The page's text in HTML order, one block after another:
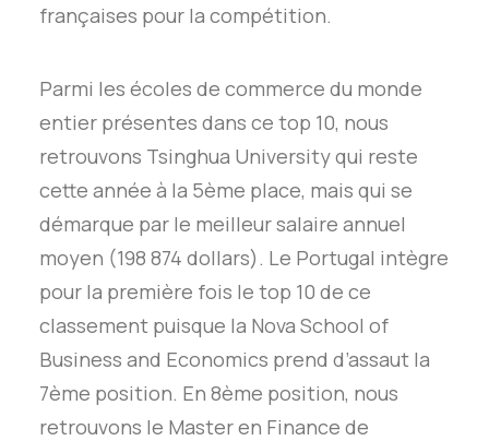
françaises pour la compétition.
Parmi les écoles de commerce du monde
entier présentes dans ce top 10, nous
retrouvons Tsinghua University qui reste
cette année à la 5ème place, mais qui se
démarque par le meilleur salaire annuel
moyen (198 874 dollars). Le Portugal intègre
pour la première fois le top 10 de ce
classement puisque la Nova School of
Business and Economics prend d’assaut la
7ème position. En 8ème position, nous
retrouvons le Master en Finance de